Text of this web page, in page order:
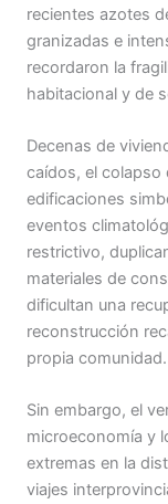
recientes azotes
granizadas e
recordaron la
habitacional y de
Decenas de
caídos, el colapso
edificaciones
eventos
restrictivo,
materiales de
dificultan una
reconstrucción
propia comunidad.
Sin embargo, el
microeconomía y
extremas en la
viajes